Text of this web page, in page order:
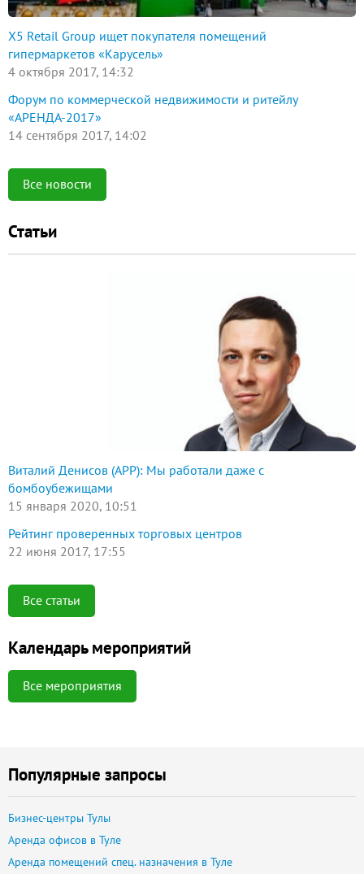
X5 Retail Group ищет покупателя помещений
гипермаркетов «Карусель»
4 октября 2017, 14:32
Форум по коммерческой недвижимости и ритейлу
«АРЕНДА-2017»
14 сентября 2017, 14:02
Все новости
Статьи
Виталий Денисов (АРР): Мы работали даже с
бомбоубежищами
15 января 2020, 10:51
Рейтинг проверенных торговых центров
22 июня 2017, 17:55
Все статьи
Календарь мероприятий
Все мероприятия
Популярные запросы
Бизнес-центры Тулы
Аренда офисов в Туле
Аренда помещений спец. назначения в Туле